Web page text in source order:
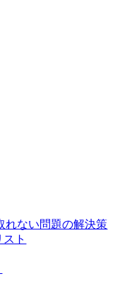
れない問題の解決策
ト